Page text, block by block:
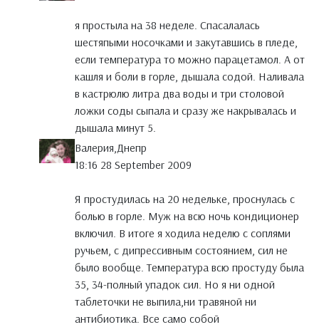
я простыла на 38 неделе. Спасалалась
шестяпыми носочками и закутавшись в пледе,
если температура то можно парацетамол. А от
кашля и боли в горле, дышала содой. Наливала
в кастрюлю литра два воды и три столовой
ложки соды сыпала и сразу же накрывалась и
дышала минут 5.
Валерия,Днепр
18:16 28 September 2009
Я простудилась на 20 недельке, проснулась с
болью в горле. Муж на всю ночь кондиционер
включил. В итоге я ходила неделю с соплями
ручьем, с дипрессивным состоянием, сил не
было вообще. Температура всю простуду была
35, 34-полный упадок сил. Но я ни одной
таблеточки не выпила,ни травяной ни
антибиотика. Все само собой